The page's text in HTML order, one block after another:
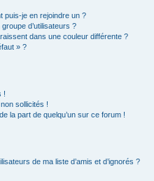
puis-je en rejoindre un ?
d’utilisateurs ?
dans une couleur différente ?
» ?
!
sollicités !
la part de quelqu’un sur ce forum !
de ma liste d’amis et d’ignorés ?